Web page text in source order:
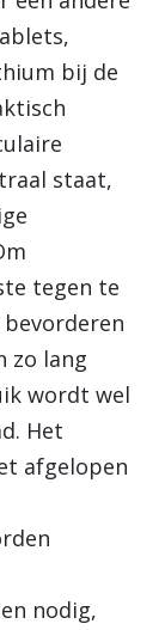
bij de
staat,
tegen te
zo lang
wordt wel
Het
afgelopen
nodig,